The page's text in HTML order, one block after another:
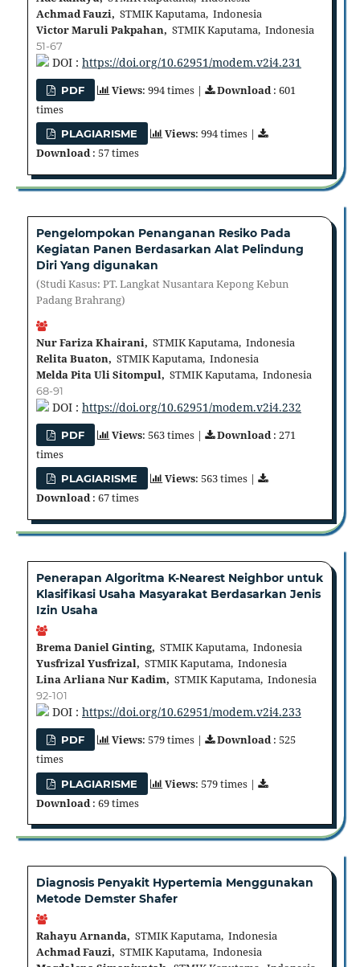
Achmad Fauzi, STMIK Kaputama, Indonesia
Victor Maruli Pakpahan, STMIK Kaputama, Indonesia
51-67
DOI : https://doi.org/10.62951/modem.v2i4.231
PDF Views: 994 times | Download : 601
times
PLAGIARISME Views: 994 times |
Download: 57 times
Pengelompokan Penanganan Resiko Pada
Kegiatan Panen Berdasarkan Alat Pelindung
Diri Yang digunakan
(Studi Kasus: PT. Langkat Nusantara Kepong Kebun
Padang Brahrang)
Nur Fariza Khairani, STMIK Kaputama, Indonesia
Relita Buaton, STMIK Kaputama, Indonesia
Melda Pita Uli Sitompul, STMIK Kaputama, Indonesia
68-91
DOI : https://doi.org/10.62951/modem.v2i4.232
PDF Views: 563 times | Download : 271
times
PLAGIARISME Views: 563 times |
Download: 67 times
Penerapan Algoritma K-Nearest Neighbor untuk
Klasifikasi Usaha Masyarakat Berdasarkan Jenis
Izin Usaha
Brema Daniel Ginting, STMIK Kaputama, Indonesia
Yusfrizal Yusfrizal, STMIK Kaputama, Indonesia
Lina Arliana Nur Kadim, STMIK Kaputama, Indonesia
92-101
DOI : https://doi.org/10.62951/modem.v2i4.233
PDF Views: 579 times | Download: 525
times
PLAGIARISME Views: 579 times |
Download: 69 times
Diagnosis Penyakit Hypertemia Menggunakan
Metode Demster Shafer
Rahayu Arnanda, STMIK Kaputama, Indonesia
Achmad Fauzi, STMIK Kaputama, Indonesia